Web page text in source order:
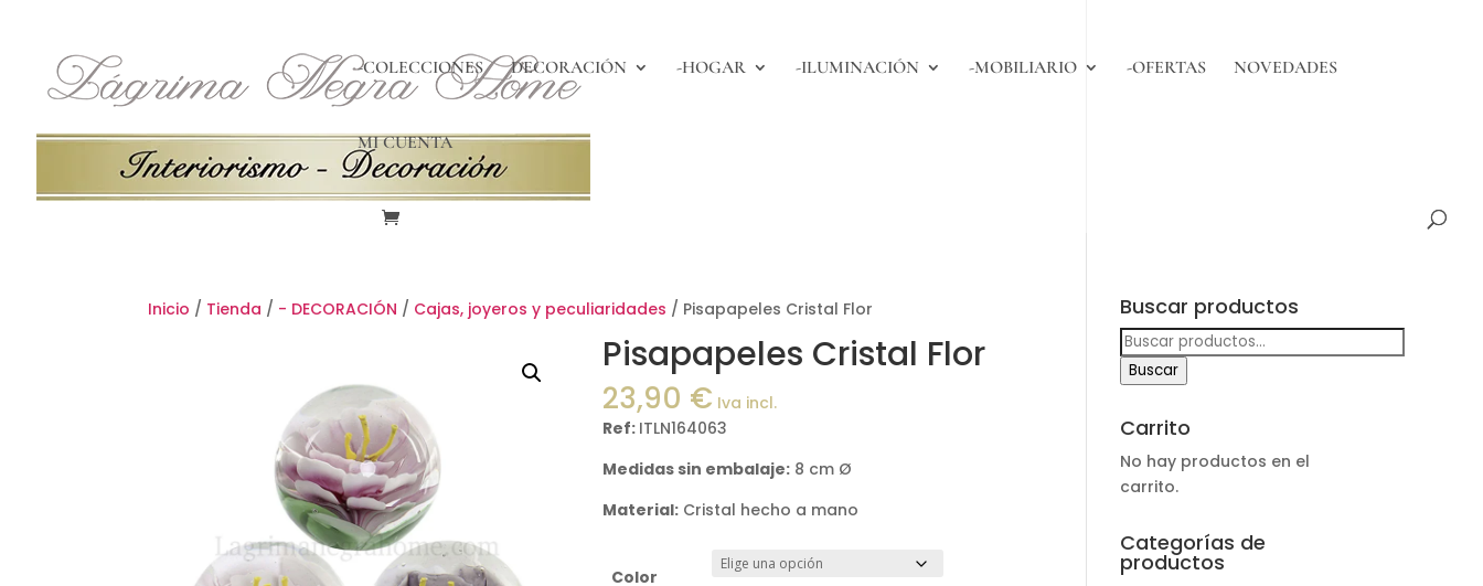
-COLECCIONES DECORACIÓN -HOGAR -ILUMINACIÓN -MOBILIARIO -OFERTAS NOVEDADES
MI CUENTA
Inicio / Tienda / - DECORACIÓN / Cajas, joyeros y peculiaridades / Pisapapeles Cristal Flor
Pisapapeles Cristal Flor
23,90 € Iva incl.
Ref: ITLN164063
Medidas sin embalaje: 8 cm Ø
Material: Cristal hecho a mano
Color
Buscar productos
Buscar
por:
Buscar
Carrito
No hay productos en el
carrito.
Categorías de
productos